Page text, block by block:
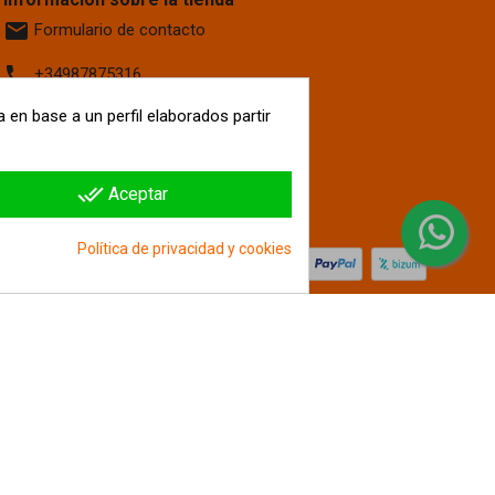
email Formulario de contacto
phone+34987875316
location_on Calle La Fontanilla, 6
base a un perfil elaborados partir
done_all Aceptar
Política de privacidad y cookies